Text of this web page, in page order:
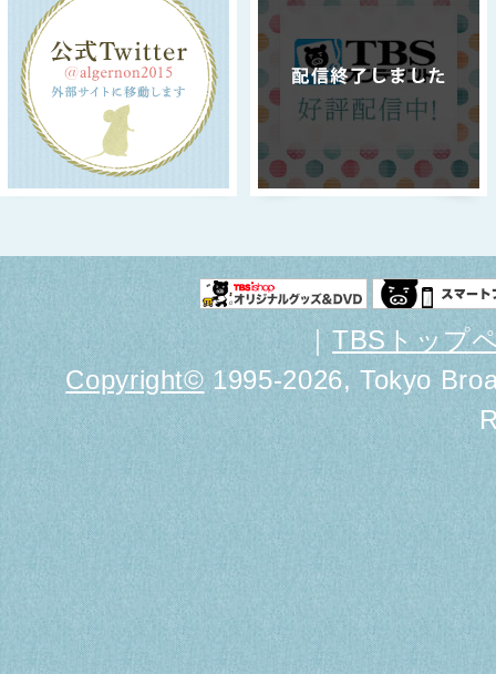
｜TBSトップ
Copyright© 1995-2026, Tokyo